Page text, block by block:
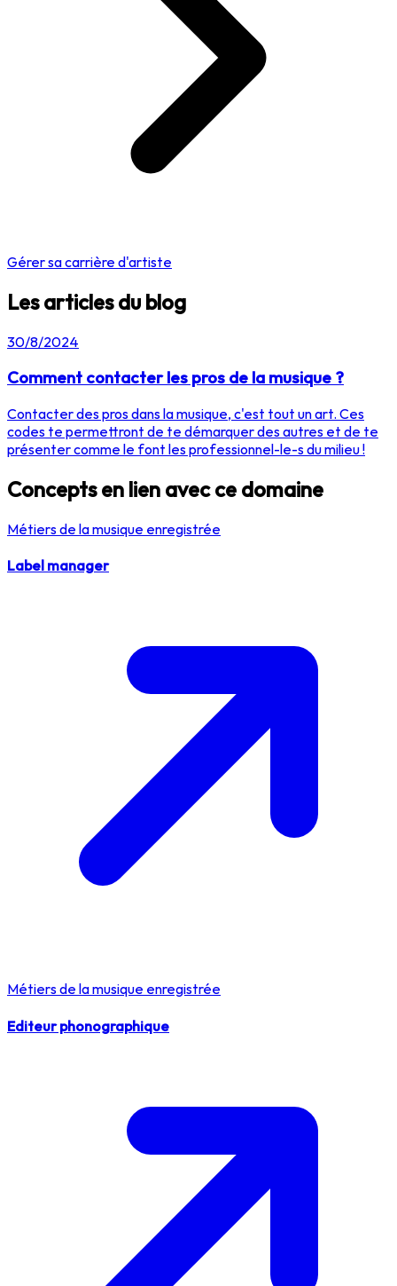
Gérer sa carrière d'artiste
Les articles du blog
30/8/2024
Comment contacter les pros de la musique ?
Contacter des pros dans la musique, c'est tout un art. Ces
codes te permettront de te démarquer des autres et de te
présenter comme le font les professionnel-le-s du milieu !
Concepts en lien avec ce domaine
Métiers de la musique enregistrée
Label manager
Métiers de la musique enregistrée
Editeur phonographique